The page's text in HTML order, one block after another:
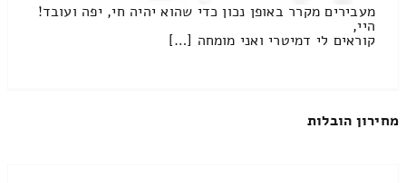
מעבירים מקרר באופן נכון כדי שהוא יהיה חי, יפה ועובד!
היי,
קוראים לי דמיטרי ואני מומחה […]
מחירון הובלות